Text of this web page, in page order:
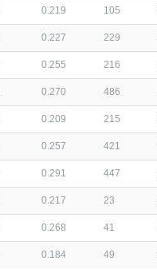
0.219 105
0.227 229
0.255 216
0.270 486
0.209 215
0.257 421
0.291 447
0.217 23
0.268 41
0.184 49